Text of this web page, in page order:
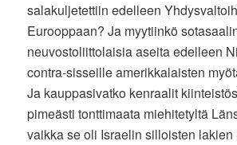
salakuljetettiin edelleen
Eurooppaan? Ja myytiinkö
neuvostoliittolaisia aseita edelleen
contra-sisseille amerikkalaisten
Ja kauppasivatko kenraalit
pimeästi tonttimaata miehitetyltä
vaikka se oli Israelin silloisten lakien